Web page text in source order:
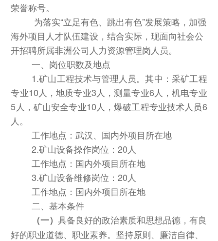
荣誉称号。
为落实“立足有色、跳出有色”发展策略， 加强
海外项目人才队伍建设，结合实际，现面向社会公
开招聘所属非洲公司人力资源管理岗人员。
一、岗位职数及地点
1.矿山工程技术与管理人员。其中：采矿工程
专业10人，地质专业3人，测量专业6人，机电专业
5人，矿山安全专业10人，爆破工程专业技术人员6
人。
工作地点：武汉、国内外项目所在地
2.矿山设备操作岗位 ：20人
工作地点：国内外项目所在地
3.矿山设备维修岗位：20人
工作地点：国内外项目所在地
二、基本条件
（一）具备良好的政治素质和思想品德，有良
好的职业道德、职业素养。坚持原则、廉洁自律、